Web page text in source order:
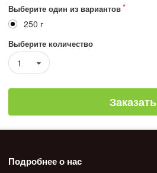
Выберите один из вариантов
250 г
Выберите количество
1
Заказать
Подробнее о нас